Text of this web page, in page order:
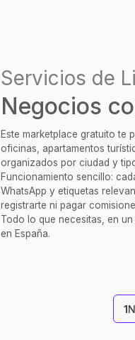
Servicios de
Negocios
Este marketplace gratuito te
oficinas, apartamentos
organizados por ciudad y
Funcionamiento sencillo:
WhatsApp y etiquetas
registrarte ni pagar
Todo lo que necesitas, en
en España.
1